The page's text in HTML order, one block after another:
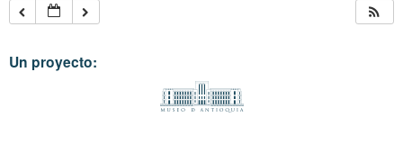
Un proyecto: